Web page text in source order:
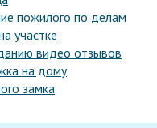
пожилого по делам
участке
видео отзывов
на дому
замка